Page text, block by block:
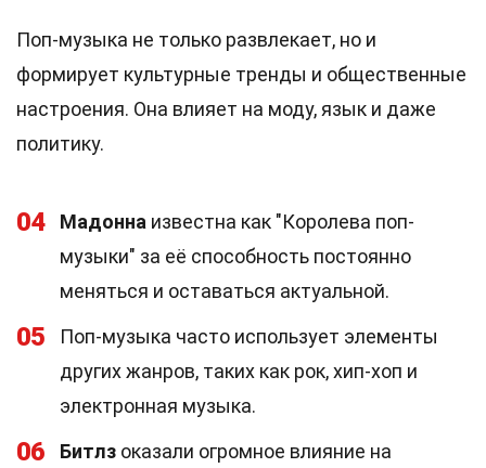
Поп-музыка не только развлекает, но и
формирует культурные тренды и общественные
настроения. Она влияет на моду, язык и даже
политику.
04 Мадонна известна как "Королева поп-
музыки" за её способность постоянно
меняться и оставаться актуальной.
05
Поп-музыка часто использует элементы
других жанров, таких как рок, хип-хоп и
электронная музыка.
06 Битлз оказали огромное влияние на